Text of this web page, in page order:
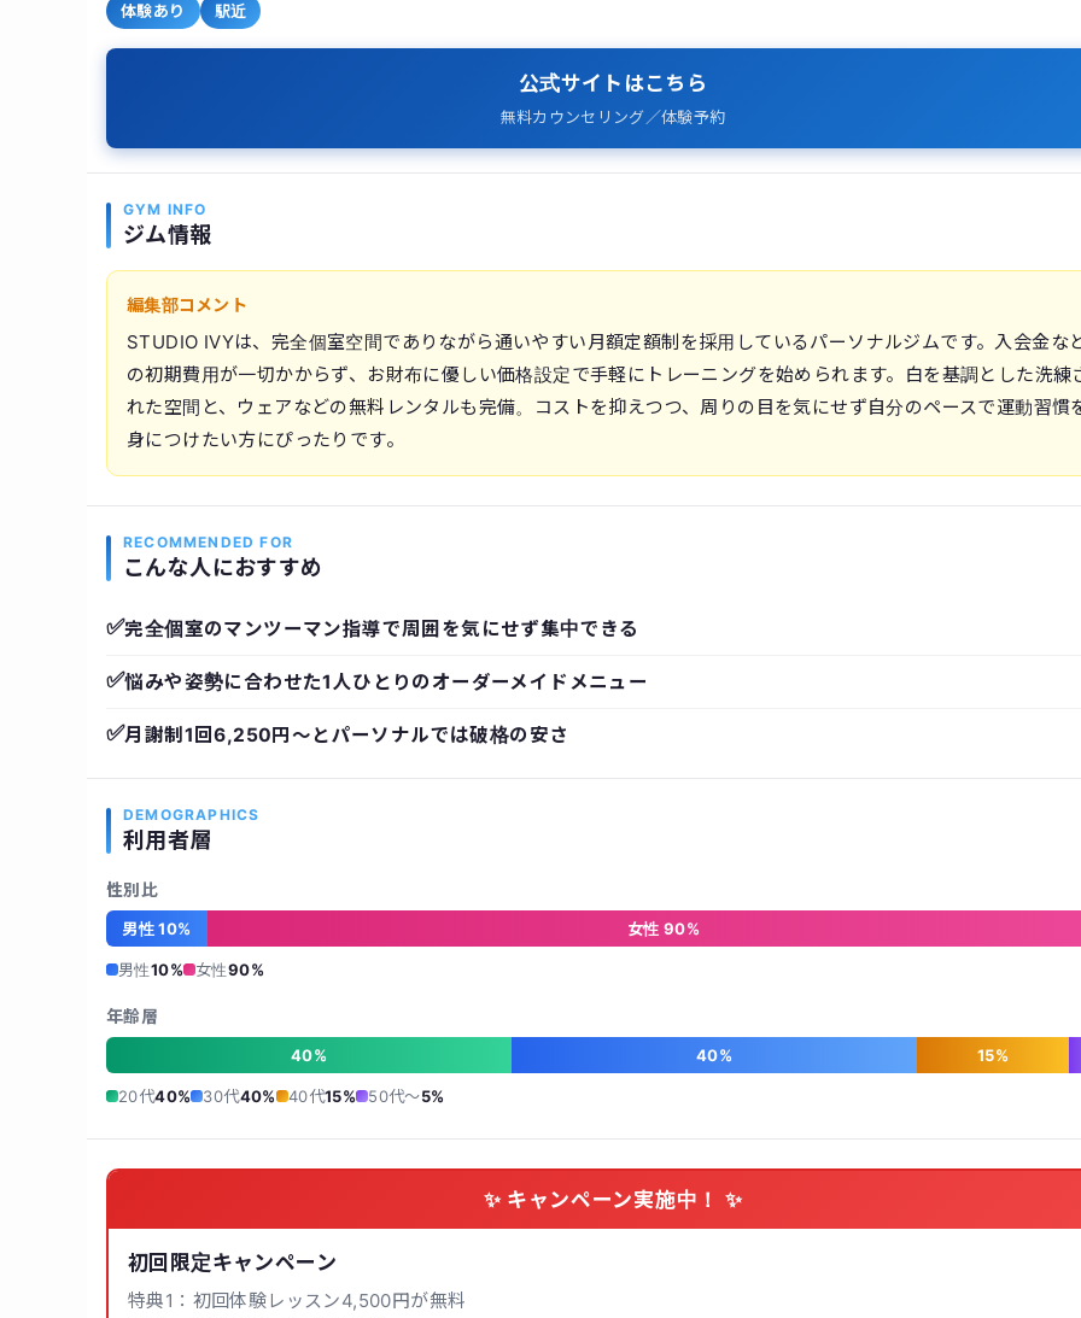
体験あり 駅近
公式サイトはこちら
無料カウンセリング／体験予約
GYM INFO
ジム情報
編集部コメント
STUDIO IVYは、完全個室空間でありながら通いやすい月額定額制を採用しているパーソナルジムです。入会金な
の初期費用が一切かからず、お財布に優しい価格設定で手軽にトレーニングを始められます。白を基調とした洗練
れた空間と、ウェアなどの無料レンタルも完備。コストを抑えつつ、周りの目を気にせず自分のペースで運動習慣
身につけたい方にぴったりです。
RECOMMENDED FOR
こんな人におすすめ
✅完全個室のマンツーマン指導で周囲を気にせず集中できる
✅悩みや姿勢に合わせた1人ひとりのオーダーメイドメニュー
✅月謝制1回6,250円〜とパーソナルでは破格の安さ
DEMOGRAPHICS
利用者層
性別比
男性 10% 女性 90%
男性10% 女性90%
年齢層
40% 40% 15%
20代40% 30代40% 40代15% 50代〜5%
✨ キャンペーン実施中！ ✨
初回限定キャンペーン
特典1：初回体験レッスン4,500円が無料